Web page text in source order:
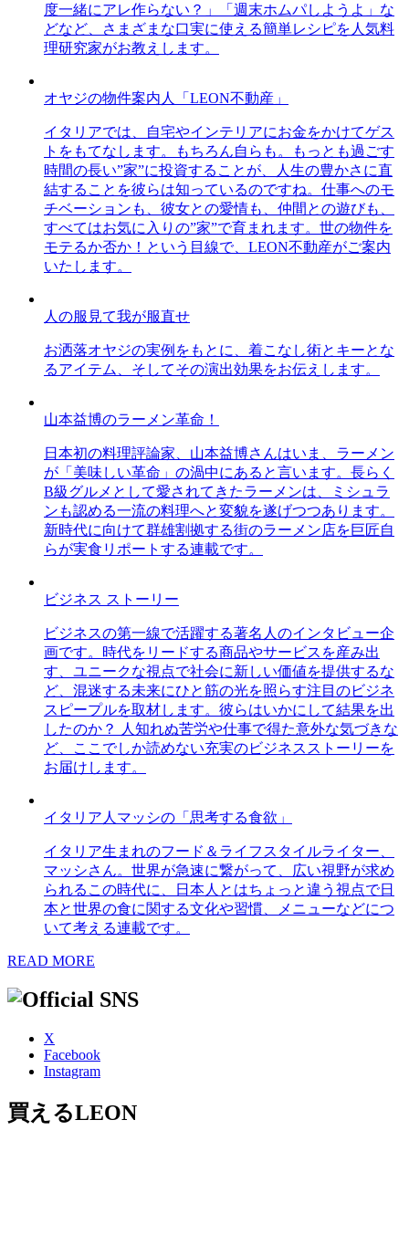
度一緒にアレ作らない？」「週末ホムパしようよ」な
どなど、さまざまな口実に使える簡単レシピを人気料
理研究家がお教えします。
オヤジの物件案内人「LEON不動産」
イタリアでは、自宅やインテリアにお金をかけてゲス
トをもてなします。もちろん自らも。もっとも過ごす
時間の長い”家”に投資することが、人生の豊かさに直
結することを彼らは知っているのですね。仕事へのモ
チベーションも、彼女との愛情も、仲間との遊びも、
すべてはお気に入りの”家”で育まれます。世の物件を
モテるか否か！という目線で、LEON不動産がご案内
いたします。
人の服見て我が服直せ
お洒落オヤジの実例をもとに、着こなし術とキーとな
るアイテム、そしてその演出効果をお伝えします。
山本益博のラーメン革命！
日本初の料理評論家、山本益博さんはいま、ラーメン
が「美味しい革命」の渦中にあると言います。長らく
B級グルメとして愛されてきたラーメンは、ミシュラ
ンも認める一流の料理へと変貌を遂げつつあります。
新時代に向けて群雄割拠する街のラーメン店を巨匠自
らが実食リポートする連載です。
ビジネス ストーリー
ビジネスの第一線で活躍する著名人のインタビュー企
画です。時代をリードする商品やサービスを産み出
す、ユニークな視点で社会に新しい価値を提供するな
ど、混迷する未来にひと筋の光を照らす注目のビジネ
スピープルを取材します。彼らはいかにして結果を出
したのか？ 人知れぬ苦労や仕事で得た意外な気づきな
ど、ここでしか読めない充実のビジネスストーリーを
お届けします。
イタリア人マッシの「思考する食欲」
イタリア生まれのフード＆ライフスタイルライター、
マッシさん。世界が急速に繋がって、広い視野が求め
られるこの時代に、日本人とはちょっと違う視点で日
本と世界の食に関する文化や習慣、メニューなどにつ
いて考える連載です。
READ MORE
X
Facebook
Instagram
買えるLEON